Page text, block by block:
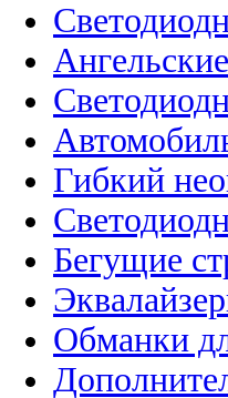
Гибкий
Бегущие
Обманки